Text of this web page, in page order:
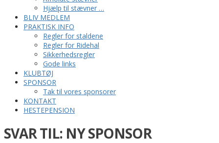
Hjælp til stævner …
BLIV MEDLEM
PRAKTISK INFO
Regler for staldene
Regler for Ridehal
Sikkerhedsregler
Gode links
KLUBTØJ
SPONSOR
Tak til vores sponsorer
KONTAKT
HESTEPENSION
SVAR TIL: NY SPONSOR